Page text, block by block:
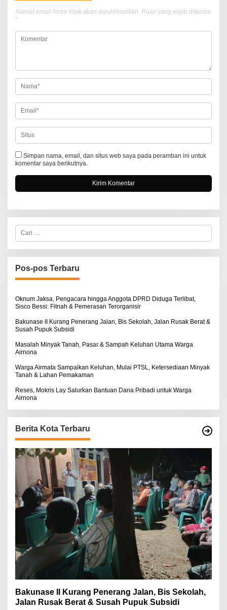
s
i
p
s
Alamat email Anda tidak akan dipublikasikan. Ruas yang wajib ditandai
*
Simpan nama, email, dan situs web saya pada peramban ini untuk
komentar saya berikutnya.
C
r
i
u
n
u
:
Pos-pos Terbaru
Oknum Jaksa, Pengacara hingga Anggota DPRD Diduga Terlibat,
Sisco Bessi: Fitnah & Pemerasan Terorganisir
Bakunase II Kurang Penerang Jalan, Bis Sekolah, Jalan Rusak Berat &
Susah Pupuk Subsidi
Masalah Minyak Tanah, Pasar & Sampah Keluhan Utama Warga
Airnona
Warga Airmata Sampaikan Keluhan, Mulai PTSL, Ketersediaan Minyak
Tanah & Lahan Pemakaman
Reses, Mokris Lay Salurkan Bantuan Dana Pribadi untuk Warga
Airnona
Berita Kota Terbaru
Bakunase II Kurang Penerang Jalan, Bis Sekolah,
Jalan Rusak Berat & Susah Pupuk Subsidi